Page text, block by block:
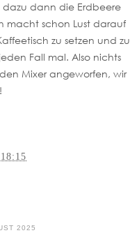
dazu dann die Erdbeere
macht schon Lust darauf
zu setzen und zu
Fall mal. Also nichts
Mixer angeworfen, wir
18:15
2025